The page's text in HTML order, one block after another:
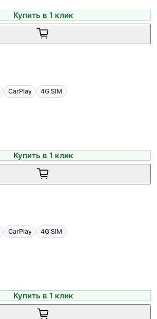
Купить в 1 клик
CarPlay 4G SIM
Купить в 1 клик
CarPlay 4G SIM
Купить в 1 клик